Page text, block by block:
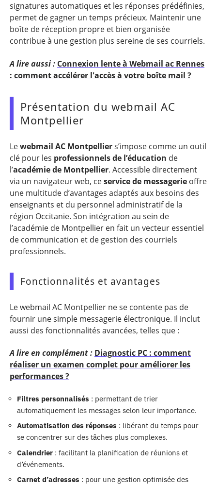
signatures automatiques et les réponses prédéfinies,
permet de gagner un temps précieux. Maintenir une
boîte de réception propre et bien organisée
contribue à une gestion plus sereine de ses courriels.
A lire aussi : Connexion lente à Webmail ac Rennes
: comment accélérer l'accès à votre boîte mail ?
Présentation du webmail AC
Montpellier
Lewebmail AC Montpelliers’impose comme un outil
clé pour les professionnels de l’éducation de
l’académie de Montpellier. Accessible directement
via un navigateur web, ceservice de messagerie offre
une multitude d’avantages adaptés aux besoins des
enseignants et du personnel administratif de la
région Occitanie. Son intégration au sein de
l’académie de Montpellier en fait un vecteur essentiel
de communication et de gestion des courriels
professionnels.
Fonctionnalités et avantages
Le webmail AC Montpellier ne se contente pas de
fournir une simple messagerie électronique. Il inclut
aussi des fonctionnalités avancées, telles que :
A lire en complément : Diagnostic PC : comment
réaliser un examen complet pour améliorer les
performances ?
Filtres personnalisés : permettant de trier
automatiquement les messages selon leur importance.
Automatisation des réponses : libérant du temps pour
se concentrer sur des tâches plus complexes.
Calendrier : facilitant la planification de réunions et
d’événements.
Carnet d’adresses : pour une gestion optimisée des